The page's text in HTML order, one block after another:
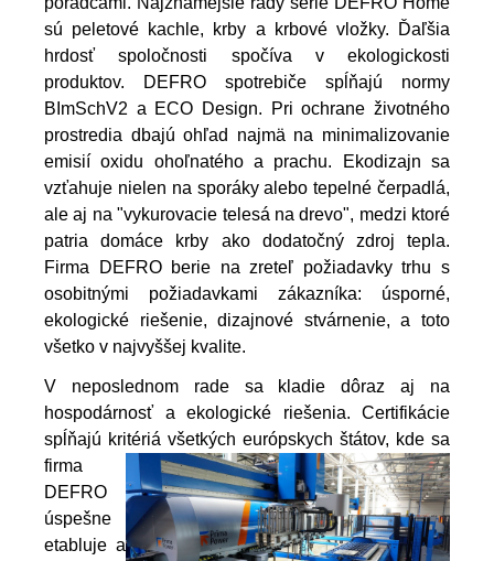
sú peletové kachle, krby a krbové vložky. Ďaľšia
hrdosť spoločnosti spočíva v ekologickosti
produktov. DEFRO spotrebiče spĺňajú normy
BImSchV2 a ECO Design. Pri ochrane životného
prostredia dbajú ohľad najmä na minimalizovanie
emisií oxidu ohoľnatého a prachu. Ekodizajn sa
vzťahuje nielen na sporáky alebo tepelné čerpadlá,
ale aj na "vykurovacie telesá na drevo", medzi ktoré
patria domáce krby ako dodatočný zdroj tepla.
Firma DEFRO berie na zreteľ požiadavky trhu s
osobitnými požiadavkami zákazníka: úsporné,
ekologické riešenie, dizajnové stvárnenie, a toto
všetko v najvyššej kvalite.
V neposlednom rade sa kladie dôraz aj na
hospodárnosť a ekologické riešenia. Certifikácie
spĺňajú kritériá všetkých európskych štátov, kde sa
firma
DEFRO
úspešne
etabluje a